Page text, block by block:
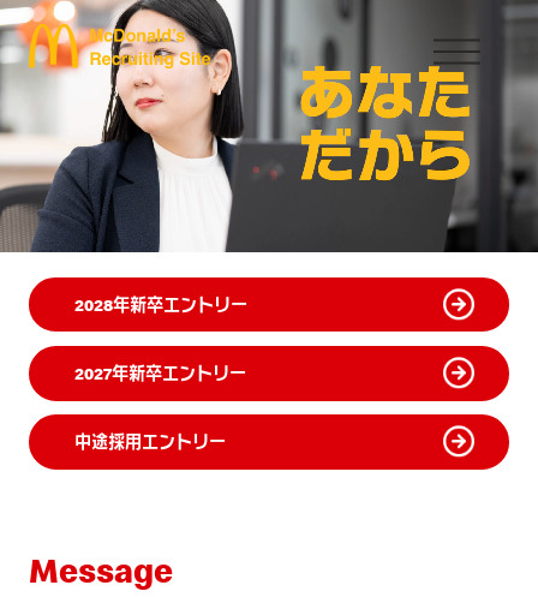
2028年新卒エントリー
2027年新卒エントリー
中途採用エントリー
Message